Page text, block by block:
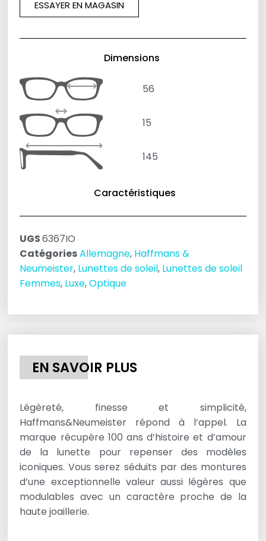
ESSAYER EN MAGASIN
Dimensions
56
15
145
Caractéristiques
UGS6367IO
CatégoriesAllemagne, Haffmans &
Neumeister, Lunettes de soleil, Lunettes de soleil
Femmes, Luxe,Optique
EN SAVOIR PLUS
Légèreté, finesse et simplicité,
Haffmans&Neumeister répond à l’appel. La
marque récupère 100 ans d’histoire et d’amour
de la lunette pour repenser des modèles
iconiques. Vous serez séduits par des montures
d’une exceptionnelle valeur aussi légères que
modulables avec un caractère proche de la
haute joaillerie.